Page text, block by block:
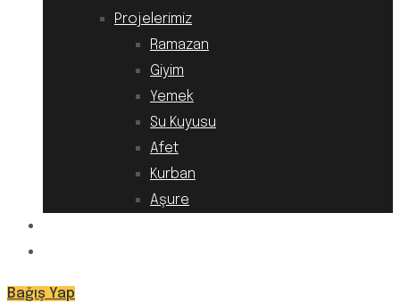
Projelerimiz
Ramazan
Giyim
Yemek
Su Kuyusu
Afet
Kurban
Aşure
Bağış Yap